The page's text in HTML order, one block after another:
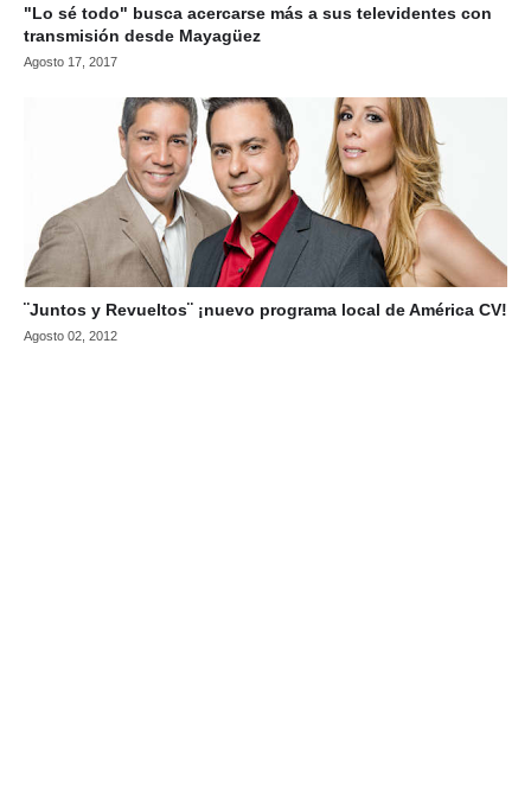
"Lo sé todo" busca acercarse más a sus televidentes con
transmisión desde Mayagüez
Agosto 17, 2017
¨Juntos y Revueltos¨ ¡nuevo programa local de América CV!
Agosto 02, 2012